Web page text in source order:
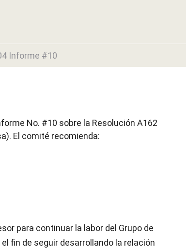
Informe #10
No. #10 sobre la Resolución A162
El comité recomienda:
para continuar la labor del Grupo de
fin de seguir desarrollando la relación